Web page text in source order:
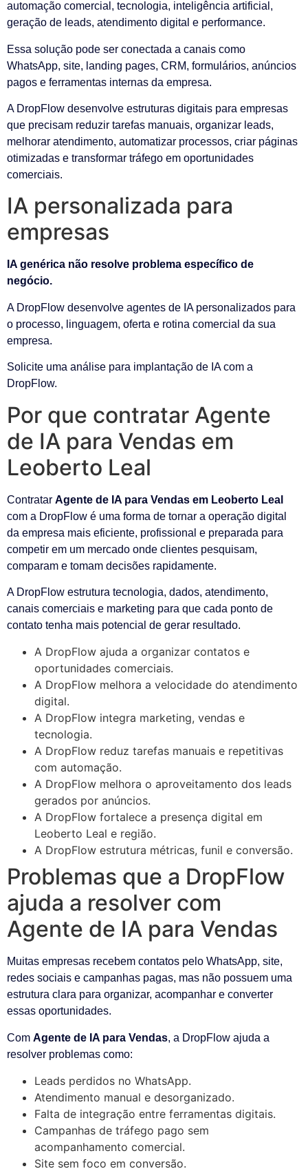
automação comercial, tecnologia, inteligência artificial,
geração de leads, atendimento digital e performance.
Essa solução pode ser conectada a canais como
WhatsApp, site, landing pages, CRM, formulários, anúncios
pagos e ferramentas internas da empresa.
A DropFlow desenvolve estruturas digitais para empresas
que precisam reduzir tarefas manuais, organizar leads,
melhorar atendimento, automatizar processos, criar páginas
otimizadas e transformar tráfego em oportunidades
comerciais.
IA personalizada para
empresas
IA genérica não resolve problema específico de
negócio.
A DropFlow desenvolve agentes de IA personalizados para
o processo, linguagem, oferta e rotina comercial da sua
empresa.
Solicite uma análise para implantação de IA com a
DropFlow.
Por que contratar Agente
de IA para Vendas em
Leoberto Leal
Contratar Agente de IA para Vendas em Leoberto Leal
com a DropFlow é uma forma de tornar a operação digital
da empresa mais eficiente, profissional e preparada para
competir em um mercado onde clientes pesquisam,
comparam e tomam decisões rapidamente.
A DropFlow estrutura tecnologia, dados, atendimento,
canais comerciais e marketing para que cada ponto de
contato tenha mais potencial de gerar resultado.
A DropFlow ajuda a organizar contatos e
oportunidades comerciais.
A DropFlow melhora a velocidade do atendimento
digital.
A DropFlow integra marketing, vendas e
tecnologia.
A DropFlow reduz tarefas manuais e repetitivas
com automação.
A DropFlow melhora o aproveitamento dos leads
gerados por anúncios.
A DropFlow fortalece a presença digital em
Leoberto Leal e região.
A DropFlow estrutura métricas, funil e conversão.
Problemas que a DropFlow
ajuda a resolver com
Agente de IA para Vendas
Muitas empresas recebem contatos pelo WhatsApp, site,
redes sociais e campanhas pagas, mas não possuem uma
estrutura clara para organizar, acompanhar e converter
essas oportunidades.
Com Agente de IA para Vendas, a DropFlow ajuda a
resolver problemas como:
Leads perdidos no WhatsApp.
Atendimento manual e desorganizado.
Falta de integração entre ferramentas digitais.
Campanhas de tráfego pago sem
acompanhamento comercial.
Site sem foco em conversão.